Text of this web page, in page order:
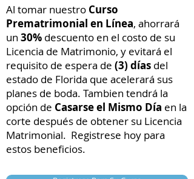
Al tomar nuestro Curso
Prematrimonial en Línea, ahorrará
un 30% descuento en el costo de su
Licencia de Matrimonio, y evitará el
requisito de espera de (3) días del
estado de Florida que acelerará sus
planes de boda. Tambien tendrá la
opción de Casarse el Mismo Día en la
corte después de obtener su Licencia
Matrimonial. Registrese hoy para
estos beneficios.